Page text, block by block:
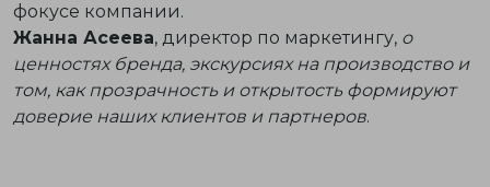
фокусе компании.
Жанна Асеева, директор по маркетингу, о
ценностях бренда, экскурсиях на производство и
том, как прозрачность и открытость формируют
доверие наших клиентов и партнеров.